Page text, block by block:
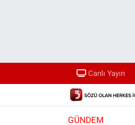
Canlı Yayın
GÜNDEM
Yayın Akışı
TV 5 Ekranı ve Arşiv